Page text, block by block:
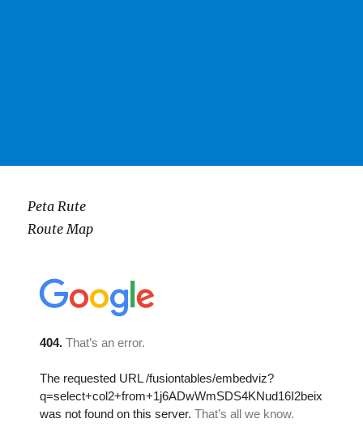
Peta Rute
Route Map